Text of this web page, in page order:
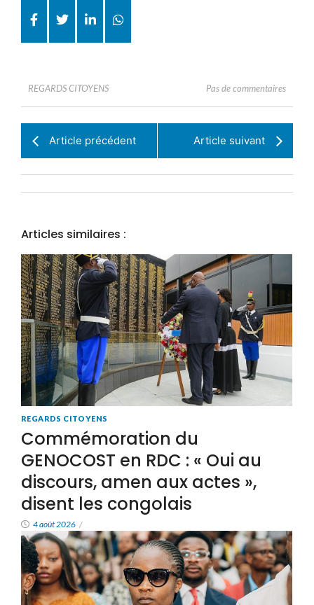
REGARDS CITOYENS Pas de commentaires
Article précédent Article suivant
Articles similaires :
REGARDS CITOYENS
Commémoration du
GENOCOST en RDC : « Oui au
discours, amen aux actes »,
disent les congolais
4 août 2026 /